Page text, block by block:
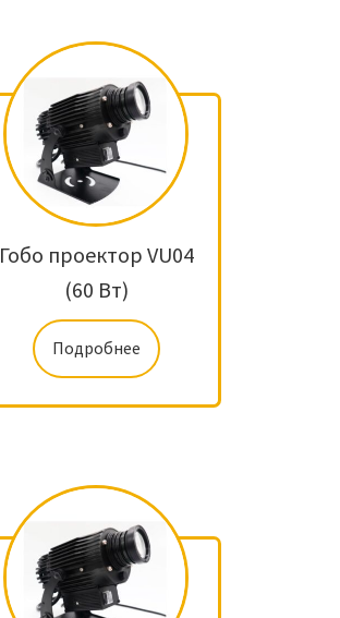
Гобо проектор VU04
(60 Вт)
Подробнее